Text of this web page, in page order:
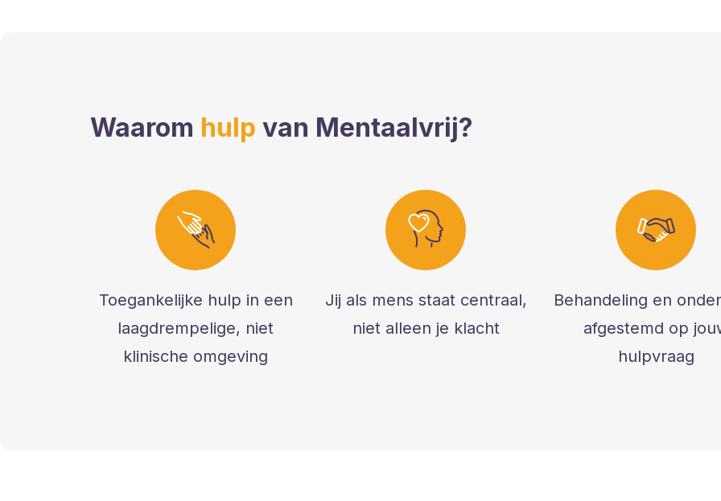
Waarom hulp van Mentaalvrij?
Toegankelijke hulp in een
laagdrempelige, niet
klinische omgeving
Jij als mens staat centraal,
niet alleen je klacht
Behandeling en
afgestemd op
hulpvraag